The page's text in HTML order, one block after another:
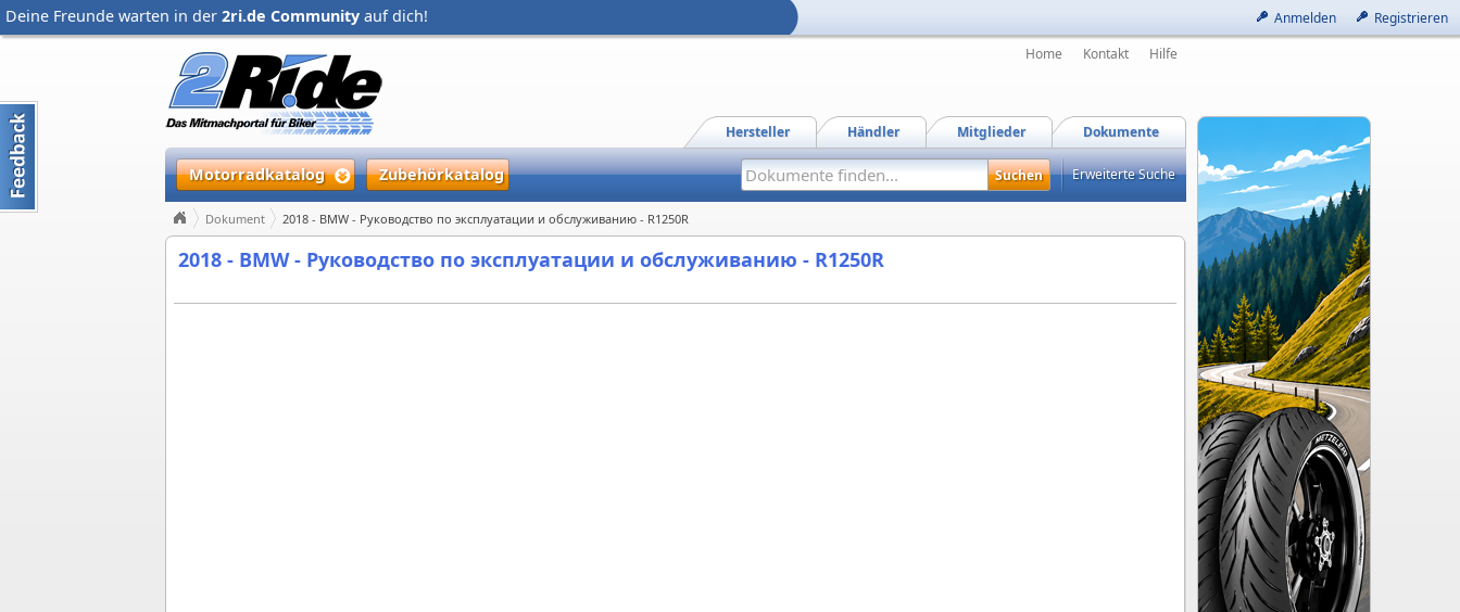
Anmelden Registrieren
Deine Freunde warten in der 2ri.de Community auf dich!
Home Kontakt Hilfe
Dokumente
Mitglieder
Händler
Hersteller
Motorradkatalog Zubehörkatalog Erweiterte Suche
Dokument 2018 - BMW - Руководство по эксплуатации и обслуживанию - R1250R
2018 - BMW - Руководство по эксплуатации и обслуживанию - R1250R